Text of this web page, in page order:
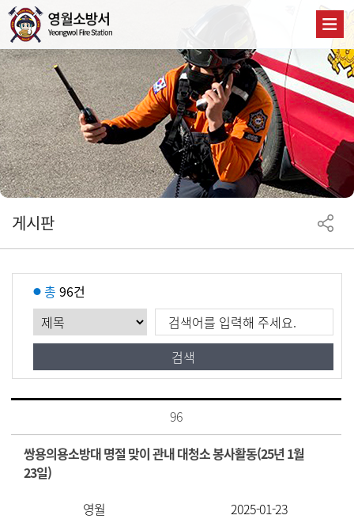
게시판
총 96건
96
쌍용의용소방대 명절 맞이 관내 대청소 봉사활동(25년 1월
23일)
영월
2025-01-23